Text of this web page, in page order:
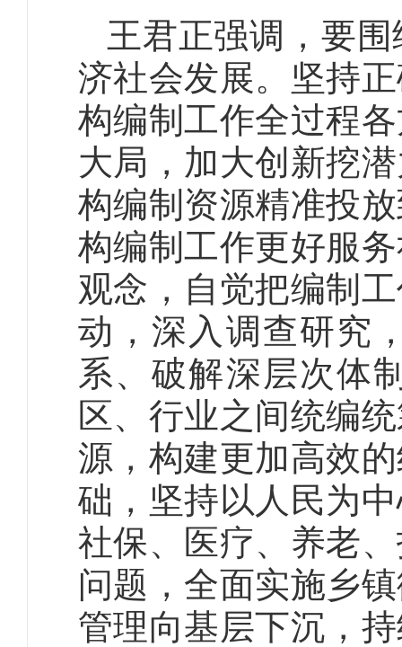
王君正强调，要
济社会发展。坚持
构编制工作全过程
大局，加大创新挖
构编制资源精准投
构编制工作更好服
观念，自觉把编制
动，深入调查研究
系、破解深层次体
区、行业之间统编
源，构建更加高效
础，坚持以人民为
社保、医疗、养老
问题，全面实施乡
管理向基层下沉，